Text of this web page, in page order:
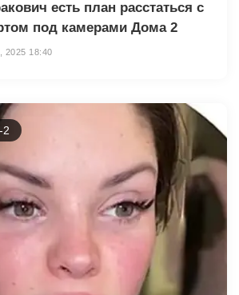
есть план расстаться с
под камерами Дома 2
18:40
2